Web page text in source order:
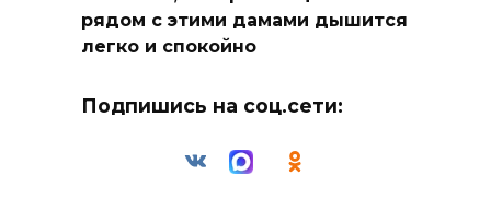
рядом с этими дамами дышится
легко и спокойно
Подпишись на соц.сети: